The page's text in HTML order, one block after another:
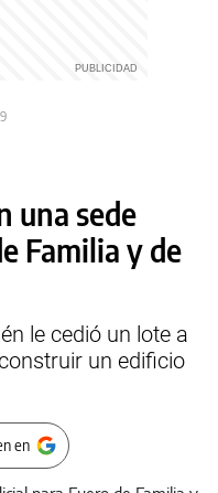
una sede
Familia y de
le cedió un lote a
un edificio
en